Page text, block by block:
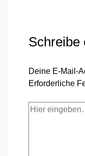
Schreibe
Deine E-Mail-
Erforderliche
Hier